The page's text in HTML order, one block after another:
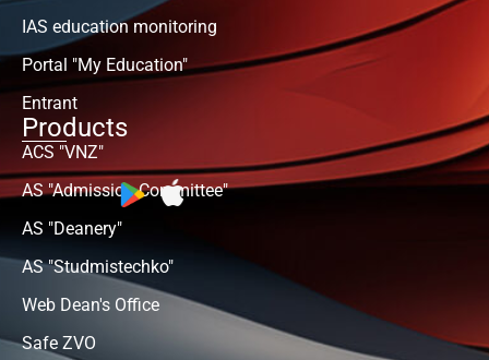
IAS education monitoring
Portal "My Education"
Entrant
Products
ACS "VNZ"
AS "Admission Committee"
AS "Deanery"
AS "Studmistechko"
Web Dean's Office
Safe ZVO